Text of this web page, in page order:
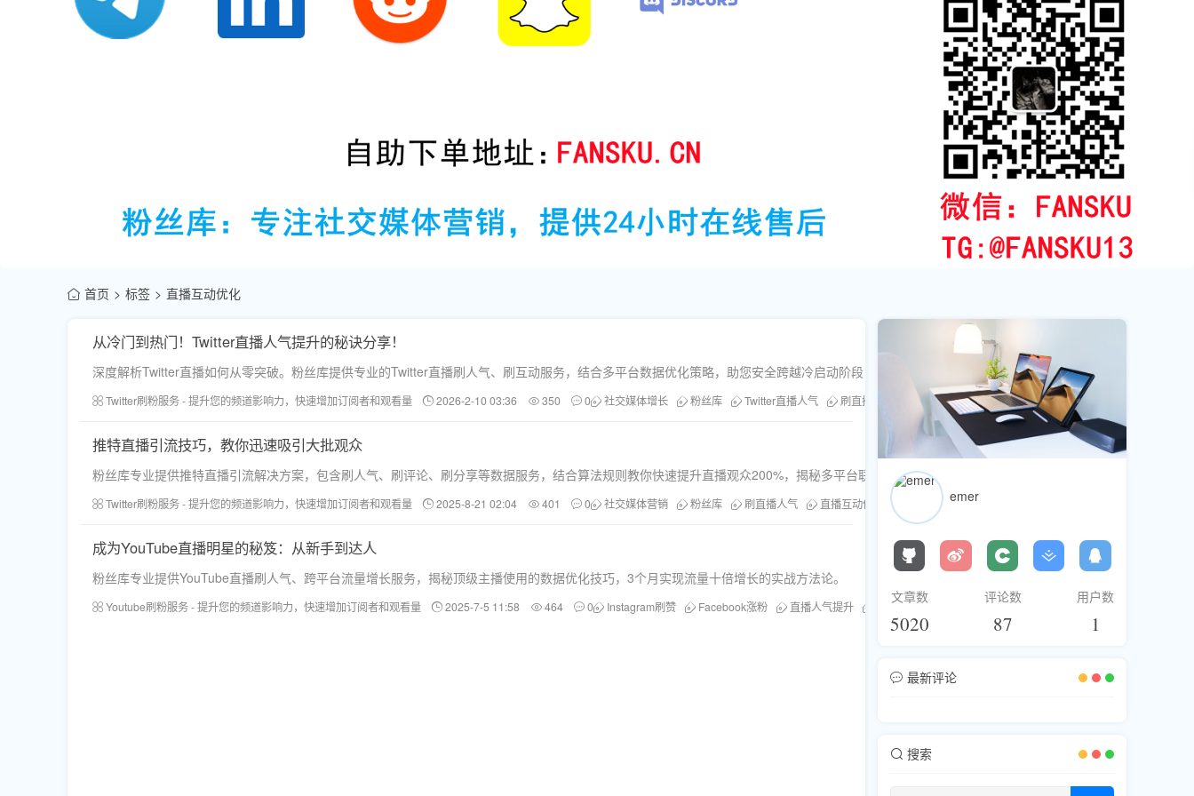
首页 标签 直播互动优化
从冷门到热门！Twitter直播人气提升的秘诀分享！
深度解析Twitter直播如何从零突破。粉丝库提供专业的Twitter直播刷人气、刷互动服务，结合多平台数据优化策略，助您安全跨越冷启动阶段，快速登上热门榜单，实现社交媒体影响力飞跃。
Twitter刷粉服务 - 提升您的频道影响力，快速增加订阅者和观看量 2026-2-10 03:36 350 0 社交媒体增长 粉丝库 Twitter直播人气 刷直播观看 直播刷人气 直播互动优化 多平台刷粉
推特直播引流技巧，教你迅速吸引大批观众
粉丝库专业提供推特直播引流解决方案，包含刷人气、刷评论、刷分享等数据服务，结合算法规则教你快速提升直播观众200%，揭秘多平台联动的爆流秘诀。
Twitter刷粉服务 - 提升您的频道影响力，快速增加订阅者和观看量 2025-8-21 02:04 401 0 社交媒体营销 粉丝库 刷直播人气 直播互动优化 推特直播引流
成为YouTube直播明星的秘笈：从新手到达人
粉丝库专业提供YouTube直播刷人气、跨平台流量增长服务，揭秘顶级主播使用的数据优化技巧，3个月实现流量十倍增长的实战方法论。
Youtube刷粉服务 - 提升您的频道影响力，快速增加订阅者和观看量 2025-7-5 11:58 464 0 Instagram刷赞 Facebook涨粉 直播人气提升 Youtube刷观看 TikTok引流 直播互动优化
emer
文章数
5020
评论数
87
用户数
1
最新评论
搜索